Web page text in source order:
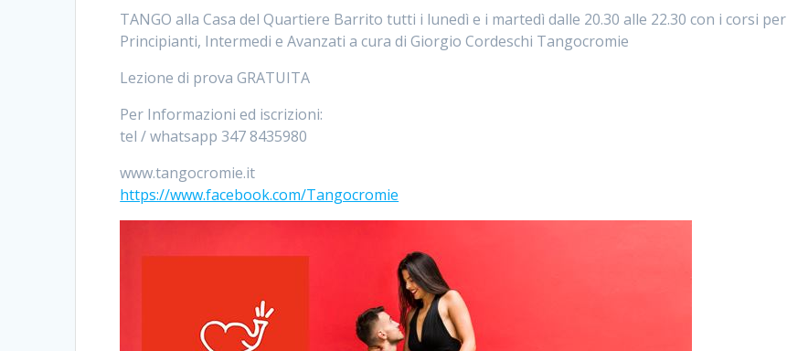
TANGO alla Casa del Quartiere Barrito tutti i lunedì e i martedì dalle 20.30 alle 22.30 con i corsi per
Principianti, Intermedi e Avanzati a cura di Giorgio Cordeschi Tangocromie
Lezione di prova GRATUITA
Per Informazioni ed iscrizioni:
tel / whatsapp 347 8435980
www.tangocromie.it
https://www.facebook.com/Tangocromie